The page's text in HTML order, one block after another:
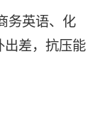
务英语、化
出差，抗压能